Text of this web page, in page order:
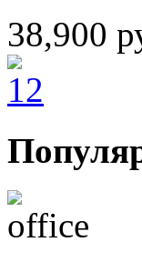
38,900